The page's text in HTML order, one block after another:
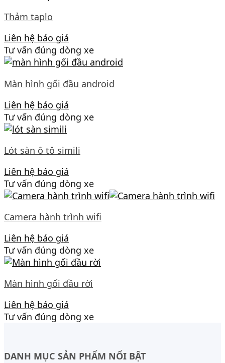
Thảm taplo
Liên hệ báo giá
Tư vấn đúng dòng xe
Màn hình gối đầu android
Liên hệ báo giá
Tư vấn đúng dòng xe
Lót sàn ô tô simili
Liên hệ báo giá
Tư vấn đúng dòng xe
Camera hành trình wifi
Liên hệ báo giá
Tư vấn đúng dòng xe
Màn hình gối đầu rời
Liên hệ báo giá
Tư vấn đúng dòng xe
DANH MỤC SẢN PHẨM NỔI BẬT